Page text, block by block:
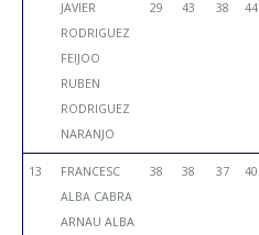
JAVIER
RODRIGUEZ
FEIJOO
RUBEN
RODRIGUEZ
NARANJO
29 43 38 44
13
FRANCESC
ALBA CABRA
ARNAU ALBA
38 38 37 40